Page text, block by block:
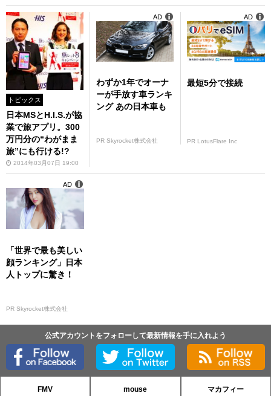
トピックス
日本MSとH.I.S.が協
業で旅アプリ。300
万円分の“わがまま
旅”にも行ける!?
2014年03月07日 19:00
わずか1年でオーナ
ーが手放す車ランキ
ング あの日本車も
PR Skyrocket株式会社
AD
最短5分で接続
PR LotusFlare Inc
AD
「世界で最も美しい
顔ランキング」日本
人トップに驚き！
PR Skyrocket株式会社
AD
公式アカウントをフォローして最新情報を手に入れよう
FMV mouse マカフィー